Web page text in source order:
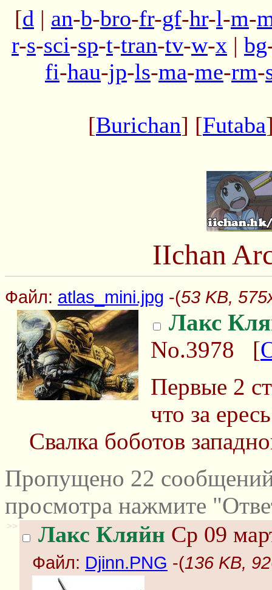
[d | an-b-bro-fr-gf-hr-l-m-
r-s-sci-sp-t-tran-tv-w-x | bg
fi-hau-jp-ls-ma-me-rm-
[Burichan] [Futaba
IIchan
Файл: atlas_mini.jpg -(53 KB,
Лакс
No.3978 [
Первые 2
что за
Свалка боботов
Пропущено 22
просмотра нажмите
>> Лакс Кляйн Ср 09
Файл: Djinn.PNG -(136 KB,